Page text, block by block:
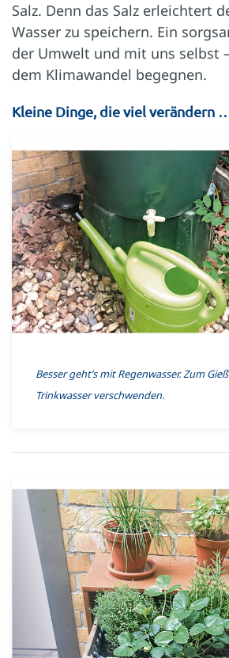
Salz. Denn das Salz erleichtert
Wasser zu speichern. Ein
der Umwelt und mit uns selbst
dem Klimawandel begegnen.
Kleine Dinge, die viel verändern
Besser geht’s mit Regenwasser. Zum
Trinkwasser verschwenden.